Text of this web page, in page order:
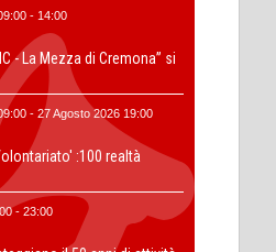
- 14:00
- La Mezza di Cremona” si
- 27 Agosto 2026 19:00
:100 realtà
- 23:00